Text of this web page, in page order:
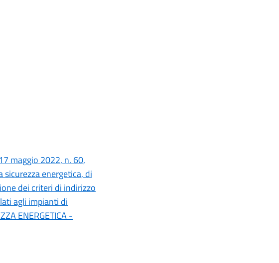
maggio 2022, n. 60,
energetica, di
dei criteri di indirizzo
agli impianti di
ENERGETICA -